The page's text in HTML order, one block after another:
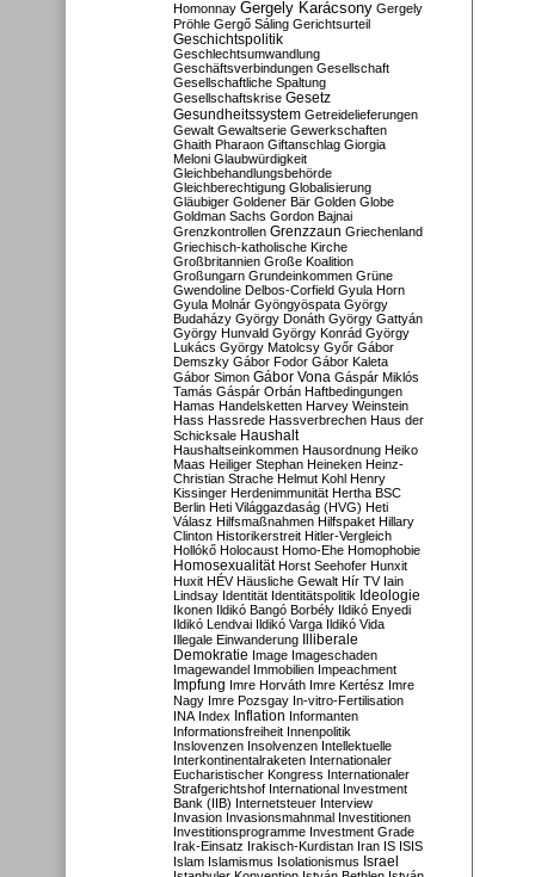
Homonnay Gergely Karácsony Gergely
Pröhle Gergő Sáling Gerichtsurteil
Geschichtspolitik
Geschlechtsumwandlung
Geschäftsverbindungen Gesellschaft
Gesellschaftliche Spaltung
Gesellschaftskrise Gesetz
Gesundheitssystem Getreidelieferungen
Gewalt Gewaltserie Gewerkschaften
Ghaith Pharaon Giftanschlag Giorgia
Meloni Glaubwürdigkeit
Gleichbehandlungsbehörde
Gleichberechtigung Globalisierung
Gläubiger Goldener Bär Golden Globe
Goldman Sachs Gordon Bajnai
Grenzkontrollen Grenzzaun Griechenland
Griechisch-katholische Kirche
Großbritannien Große Koalition
Großungarn Grundeinkommen Grüne
Gwendoline Delbos-Corfield Gyula Horn
Gyula Molnár Gyöngyöspata György
Budaházy György Donáth György Gattyán
György Hunvald György Konrád György
Lukács György Matolcsy Győr Gábor
Demszky Gábor Fodor Gábor Kaleta
Gábor Simon Gábor Vona Gáspár Miklós
Tamás Gáspár Orbán Haftbedingungen
Hamas Handelsketten Harvey Weinstein
Hass Hassrede Hassverbrechen Haus der
Schicksale Haushalt
Haushaltseinkommen Hausordnung Heiko
Maas Heiliger Stephan Heineken Heinz-
Christian Strache Helmut Kohl Henry
Kissinger Herdenimmunität Hertha BSC
Berlin Heti Világgazdaság (HVG) Heti
Válasz Hilfsmaßnahmen Hilfspaket Hillary
Clinton Historikerstreit Hitler-Vergleich
Hollókő Holocaust Homo-Ehe Homophobie
Homosexualität Horst Seehofer Hunxit
Huxit HÉV Häusliche Gewalt Hír TV Iain
Lindsay Identität Identitätspolitik Ideologie
Ikonen Ildikó Bangó Borbély Ildikó Enyedi
Ildikó Lendvai Ildikó Varga Ildikó Vida
Illegale Einwanderung Illiberale
Demokratie Image Imageschaden
Imagewandel Immobilien Impeachment
Impfung Imre Horváth Imre Kertész Imre
Nagy Imre Pozsgay In-vitro-Fertilisation
INA Index Inflation Informanten
Informationsfreiheit Innenpolitik
Inslovenzen Insolvenzen Intellektuelle
Interkontinentalraketen Internationaler
Eucharistischer Kongress Internationaler
Strafgerichtshof International Investment
Bank (IIB) Internetsteuer Interview
Invasion Invasionsmahnmal Investitionen
Investitionsprogramme Investment Grade
Irak-Einsatz Irakisch-Kurdistan Iran IS ISIS
Islam Islamismus Isolationismus Israel